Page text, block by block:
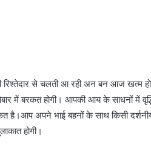
रिश्तेदार से चलती आ रही अन बन आज खत्म
में बरकत होगी। आपकी आय के साधनों में
है।आप अपने भाई बहनों के साथ किसी
होगी।